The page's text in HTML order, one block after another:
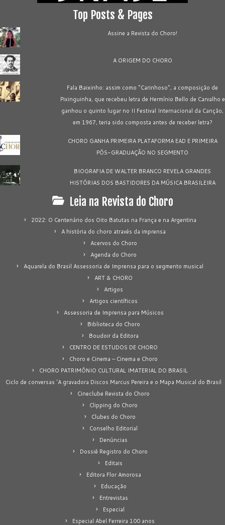
Top Posts & Pages
Assine a Revista do Choro!
A ORIGEM DO CHORO
Fala Baixinho: assim como "Carinhoso", a composição de
Pixinguinha, que recebeu letra de Hermínio Bello de Carvalho e
ganhou o quinto lugar no II Festival Internacional da Canção,
em 1967, teria sido composta antes de receber letra?
CHORO GANHA PRIMEIRA PLATAFORMA EAD E PRIMEIRA
PÓS-GRADUAÇÃO NO SEGMENTO
BIOGRAFIA DE WALTER BRANCO REVELA GRANDES
HISTÓRIAS DOS BASTIDORES DA MÚSICA BRASILEIRA
Leia na Revista do Choro
2022: O Centenário dos Oito Batutas na França e na Argentina
A história do choro através da imprensa
Acervos do Choro
Agenda do Choro
Aquarela do Brasil Assessoria de Imprensa para o segmento musical
ART & CHORO
Artigos
Artigos científicos
Assessoria de Imprensa para Músicos
Biblioteca do Choro
Boudoir da Editora
CENTRO DE ESTUDOS DE CHORO
Choro e Cinema – Cinema e Choro
CHORO PATRIMÔNIO CULTURAL IMATERIAL DO BRASIL
Ciclo de conversas 'A gravadora Discos Marcus Pereira e o Mapa Musical do Brasil
Cineclube Revista do Choro
Clipping do Choro
Clubes do Choro
Conselho Editorial
Denúncias
Dossiê Registro do Choro
Editais
Editora Flor Amorosa
Educação
Entrevistas
Especial
Especial Abel Ferreira 100 anos